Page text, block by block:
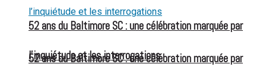
52 ans du Baltimore SC : une célébration marquée par
52 ans du Baltimore SC : une célébration marquée par
l’inquiétude et les interrogations